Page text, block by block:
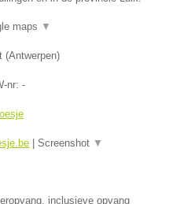
maps ▼
(Antwerpen)
nr: -
Screenshot ▼
inclusieve opvang